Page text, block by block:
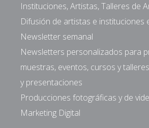
Instituciones, Artistas, Talleres de
Difusión de artistas e instituciones
Newsletter semanal
Newsletters personalizados para
muestras, eventos, cursos y
y presentaciones
Producciones fotográficas y de
Marketing Digital